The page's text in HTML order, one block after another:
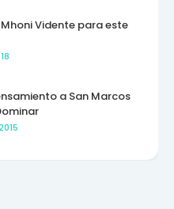
Vidente para este
a San Marcos